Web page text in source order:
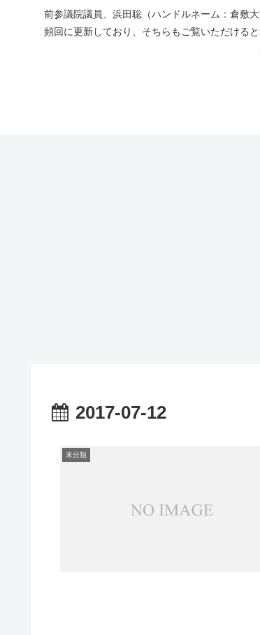
前参議院議員、浜田聡（ハンドルネーム：倉敷
頻回に更新しており、そちらもご覧いただける
2017-07-12
未分類